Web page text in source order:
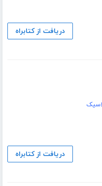
دریافت از کتابراه
دریافت از کتابراه